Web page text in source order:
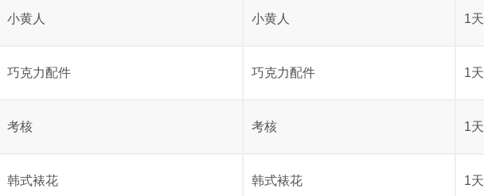
小黄人 小黄人 1天
巧克力配件 巧克力配件 1天
考核 考核 1天
韩式裱花 韩式裱花 1天